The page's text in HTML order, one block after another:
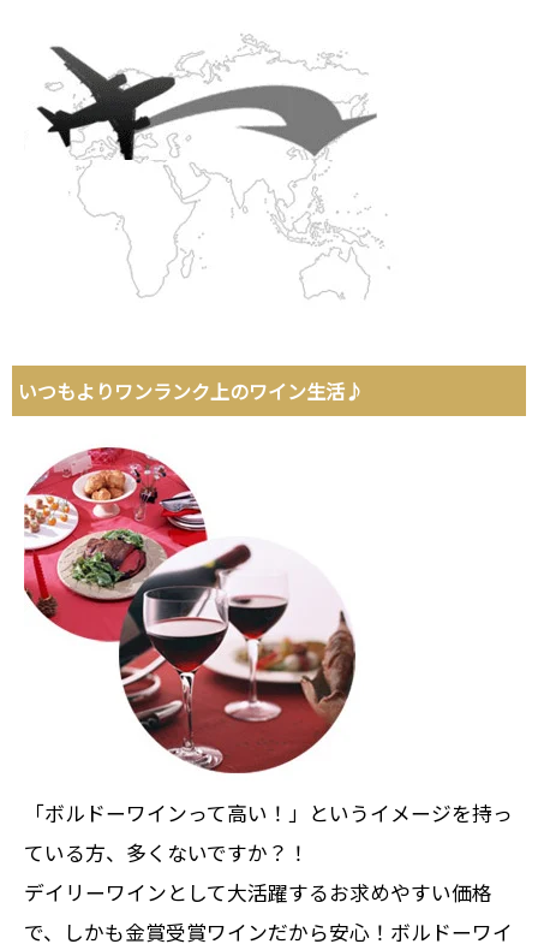
いつもよりワンランク上のワイン生活♪
「ボルドーワインって高い！」というイメージを持っ
ている方、多くないですか？！
デイリーワインとして大活躍するお求めやすい価格
で、しかも金賞受賞ワインだから安心！ボルドーワイ